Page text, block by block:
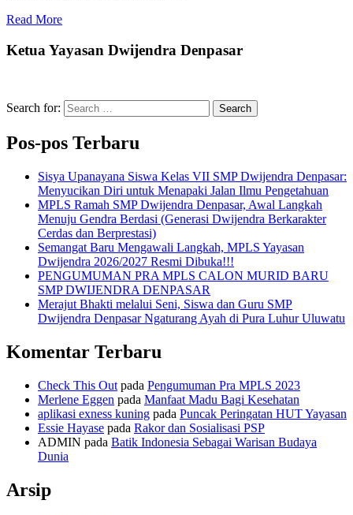
Read More
Ketua Yayasan Dwijendra Denpasar
Search for: Search
Pos-pos Terbaru
Sisya Upanayana Siswa Kelas VII SMP Dwijendra Denpasar:
Menyucikan Diri untuk Menapaki Jalan Ilmu Pengetahuan
MPLS Ramah SMP Dwijendra Denpasar, Awal Langkah
Menuju Gendra Berdasi (Generasi Dwijendra Berkarakter
Cerdas dan Berprestasi)
Semangat Baru Mengawali Langkah, MPLS Yayasan
Dwijendra 2026/2027 Resmi Dibuka!!!
PENGUMUMAN PRA MPLS CALON MURID BARU
SMP DWIJENDRA DENPASAR
Merajut Bhakti melalui Seni, Siswa dan Guru SMP
Dwijendra Denpasar Ngaturang Ayah di Pura Luhur Uluwatu
Komentar Terbaru
Check This Out pada Pengumuman Pra MPLS 2023
Merlene Eggen pada Manfaat Madu Bagi Kesehatan
aplikasi exness kuning pada Puncak Peringatan HUT Yayasan
Essie Hayase pada Rakor dan Sosialisasi PSP
ADMIN pada Batik Indonesia Sebagai Warisan Budaya
Dunia
Arsip